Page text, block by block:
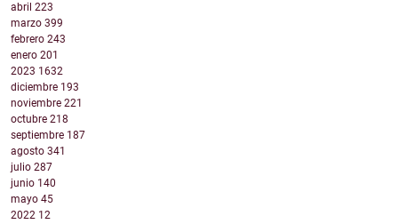
abril 223
marzo 399
febrero 243
enero 201
2023 1632
diciembre 193
noviembre 221
octubre 218
septiembre 187
agosto 341
julio 287
junio 140
mayo 45
2022 12